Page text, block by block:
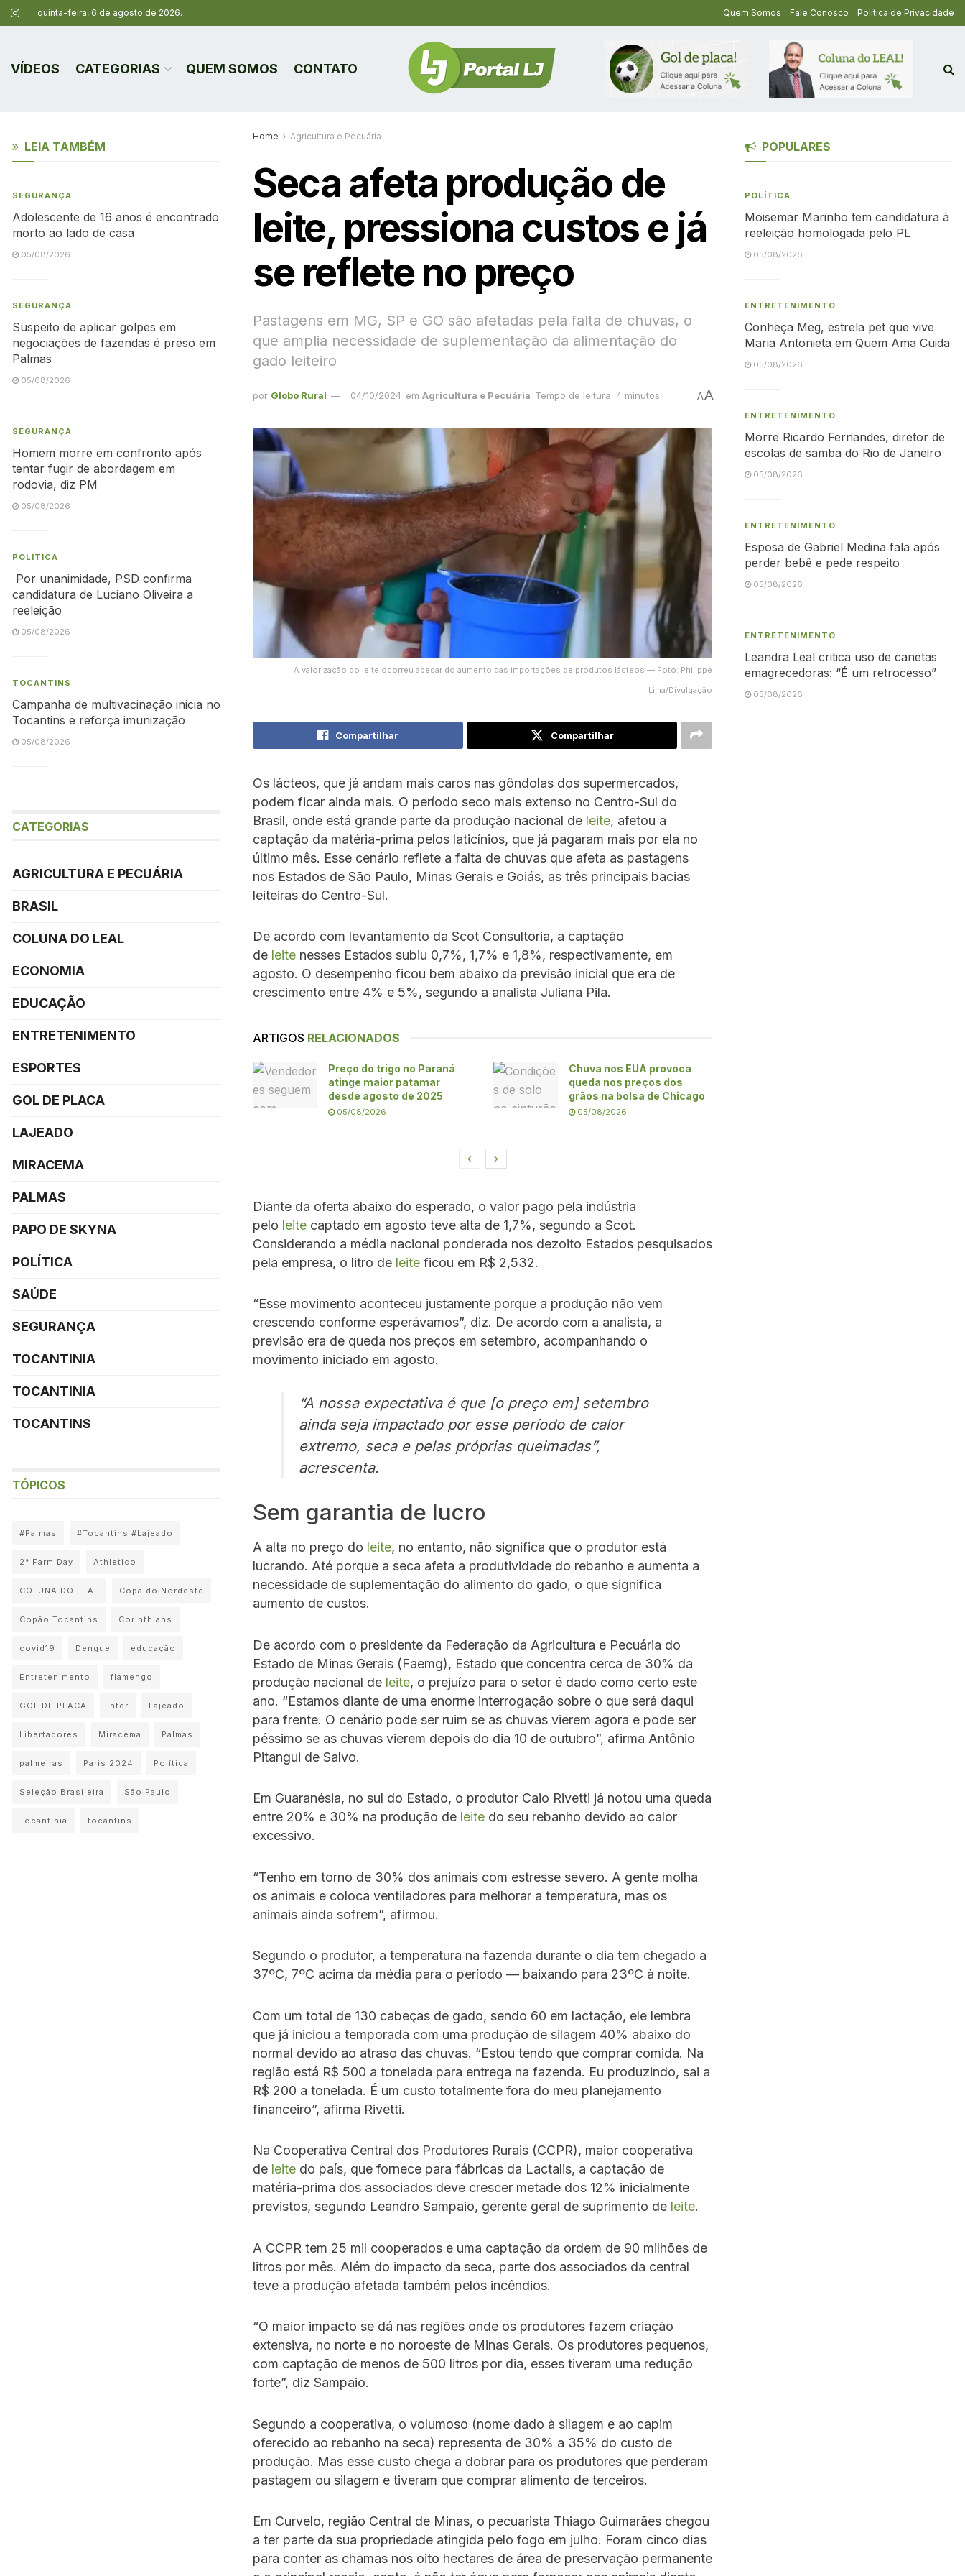
quinta-feira, 6 de agosto de 2026. Quem Somos Fale Conosco Política de Privacidade
VÍDEOS CATEGORIAS QUEM SOMOS CONTATO
Home Agricultura e Pecuária
Seca afeta produção de
leite, pressiona custos e já
se reflete no preço
Pastagens em MG, SP e GO são afetadas pela falta de chuvas, o
que amplia necessidade de suplementação da alimentação do
gado leiteiro
por Globo Rural 04/10/2024 em Agricultura e Pecuária Tempo de leitura: 4 minutos AA
A valorização do leite ocorreu apesar do aumento das importações de produtos lácteos — Foto: Philippe
Lima/Divulgação
Compartilhar Compartilhar
Os lácteos, que já andam mais caros nas gôndolas dos supermercados,
podem ficar ainda mais. O período seco mais extenso no Centro-Sul do
Brasil, onde está grande parte da produção nacional de leite, afetou a
captação da matéria-prima pelos laticínios, que já pagaram mais por ela no
último mês. Esse cenário reflete a falta de chuvas que afeta as pastagens
nos Estados de São Paulo, Minas Gerais e Goiás, as três principais bacias
leiteiras do Centro-Sul.
De acordo com levantamento da Scot Consultoria, a captação
de leite nesses Estados subiu 0,7%, 1,7% e 1,8%, respectivamente, em
agosto. O desempenho ficou bem abaixo da previsão inicial que era de
crescimento entre 4% e 5%, segundo a analista Juliana Pila.
ARTIGOS RELACIONADOS
Preço do trigo no Paraná
atinge maior patamar
desde agosto de 2025
05/08/2026
Chuva nos EUA provoca
queda nos preços dos
grãos na bolsa de Chicago
05/08/2026
Diante da oferta abaixo do esperado, o valor pago pela indústria
pelo leite captado em agosto teve alta de 1,7%, segundo a Scot.
Considerando a média nacional ponderada nos dezoito Estados pesquisados
pela empresa, o litro de leite ficou em R$ 2,532.
“Esse movimento aconteceu justamente porque a produção não vem
crescendo conforme esperávamos”, diz. De acordo com a analista, a
previsão era de queda nos preços em setembro, acompanhando o
movimento iniciado em agosto.
“A nossa expectativa é que [o preço em] setembro
ainda seja impactado por esse período de calor
extremo, seca e pelas próprias queimadas”,
acrescenta.
Sem garantia de lucro
A alta no preço do leite, no entanto, não significa que o produtor está
lucrando. Até porque a seca afeta a produtividade do rebanho e aumenta a
necessidade de suplementação do alimento do gado, o que significa
aumento de custos.
De acordo com o presidente da Federação da Agricultura e Pecuária do
Estado de Minas Gerais (Faemg), Estado que concentra cerca de 30% da
produção nacional de leite, o prejuízo para o setor é dado como certo este
ano. “Estamos diante de uma enorme interrogação sobre o que será daqui
para frente. O cenário pode ser ruim se as chuvas vierem agora e pode ser
péssimo se as chuvas vierem depois do dia 10 de outubro”, afirma Antônio
Pitangui de Salvo.
Em Guaranésia, no sul do Estado, o produtor Caio Rivetti já notou uma queda
entre 20% e 30% na produção de leite do seu rebanho devido ao calor
excessivo.
“Tenho em torno de 30% dos animais com estresse severo. A gente molha
os animais e coloca ventiladores para melhorar a temperatura, mas os
animais ainda sofrem”, afirmou.
Segundo o produtor, a temperatura na fazenda durante o dia tem chegado a
37ºC, 7ºC acima da média para o período — baixando para 23ºC à noite.
Com um total de 130 cabeças de gado, sendo 60 em lactação, ele lembra
que já iniciou a temporada com uma produção de silagem 40% abaixo do
normal devido ao atraso das chuvas. “Estou tendo que comprar comida. Na
região está R$ 500 a tonelada para entrega na fazenda. Eu produzindo, sai a
R$ 200 a tonelada. É um custo totalmente fora do meu planejamento
financeiro”, afirma Rivetti.
Na Cooperativa Central dos Produtores Rurais (CCPR), maior cooperativa
de leite do país, que fornece para fábricas da Lactalis, a captação de
matéria-prima dos associados deve crescer metade dos 12% inicialmente
previstos, segundo Leandro Sampaio, gerente geral de suprimento de leite.
A CCPR tem 25 mil cooperados e uma captação da ordem de 90 milhões de
litros por mês. Além do impacto da seca, parte dos associados da central
teve a produção afetada também pelos incêndios.
“O maior impacto se dá nas regiões onde os produtores fazem criação
extensiva, no norte e no noroeste de Minas Gerais. Os produtores pequenos,
com captação de menos de 500 litros por dia, esses tiveram uma redução
forte”, diz Sampaio.
Segundo a cooperativa, o volumoso (nome dado à silagem e ao capim
oferecido ao rebanho na seca) representa de 30% a 35% do custo de
produção. Mas esse custo chega a dobrar para os produtores que perderam
pastagem ou silagem e tiveram que comprar alimento de terceiros.
Em Curvelo, região Central de Minas, o pecuarista Thiago Guimarães chegou
a ter parte da sua propriedade atingida pelo fogo em julho. Foram cinco dias
para conter as chamas nos oito hectares de área de preservação permanente
LEIA TAMBÉM
SEGURANÇA
Adolescente de 16 anos é encontrado
morto ao lado de casa
05/08/2026
SEGURANÇA
Suspeito de aplicar golpes em
negociações de fazendas é preso em
Palmas
05/08/2026
SEGURANÇA
Homem morre em confronto após
tentar fugir de abordagem em
rodovia, diz PM
05/08/2026
POLÍTICA
Por unanimidade, PSD confirma
candidatura de Luciano Oliveira a
reeleição
05/08/2026
TOCANTINS
Campanha de multivacinação inicia no
Tocantins e reforça imunização
05/08/2026
CATEGORIAS
AGRICULTURA E PECUÁRIA
BRASIL
COLUNA DO LEAL
ECONOMIA
EDUCAÇÃO
ENTRETENIMENTO
ESPORTES
GOL DE PLACA
LAJEADO
MIRACEMA
PALMAS
PAPO DE SKYNA
POLÍTICA
SAÚDE
SEGURANÇA
TOCANTINIA
TOCANTINIA
TOCANTINS
TÓPICOS
#Palmas #Tocantins #Lajeado
2° Farm Day Athletico
COLUNA DO LEAL Copa do Nordeste
Copão Tocantins Corinthians
covid19 Dengue educação
Entretenimento flamengo
GOL DE PLACA Inter Lajeado
Libertadores Miracema Palmas
palmeiras Paris 2024 Política
Seleção Brasileira São Paulo
Tocantinia tocantins
POPULARES
POLÍTICA
Moisemar Marinho tem candidatura à
reeleição homologada pelo PL
05/08/2026
ENTRETENIMENTO
Conheça Meg, estrela pet que vive
Maria Antonieta em Quem Ama Cuida
05/08/2026
ENTRETENIMENTO
Morre Ricardo Fernandes, diretor de
escolas de samba do Rio de Janeiro
05/08/2026
ENTRETENIMENTO
Esposa de Gabriel Medina fala após
perder bebê e pede respeito
05/08/2026
ENTRETENIMENTO
Leandra Leal critica uso de canetas
emagrecedoras: “É um retrocesso”
05/08/2026